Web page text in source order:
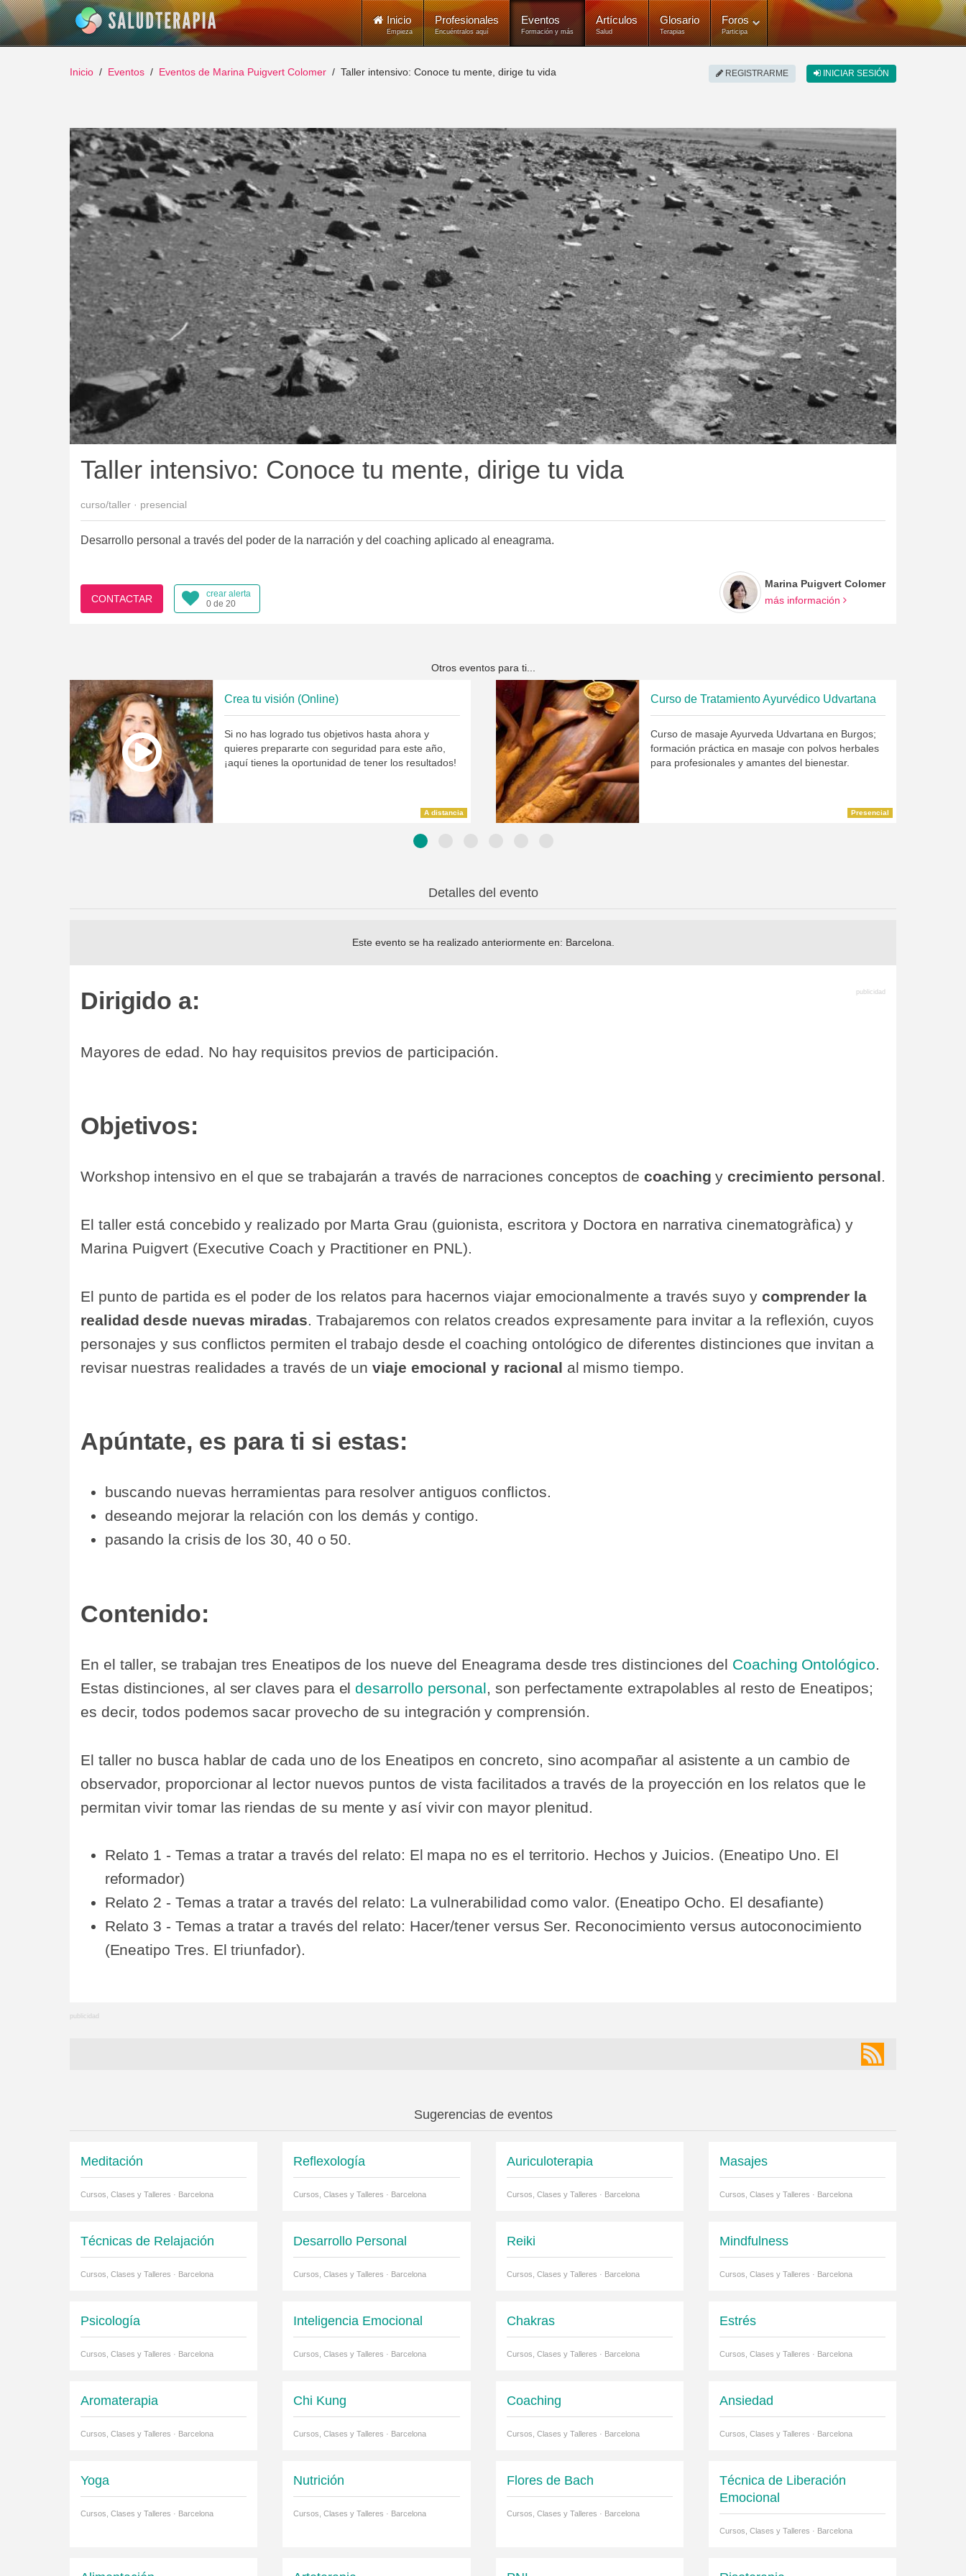
Inicio
Empieza
Profesionales
Encuéntralos aquí
Eventos
Formación y más
Artículos
Salud
Glosario
Terapias
Foros
Participa
REGISTRARME INICIAR SESIÓN
Inicio Eventos Eventos de Marina Puigvert Colomer Taller intensivo: Conoce tu mente, dirige tu vida
Taller intensivo: Conoce tu mente, dirige tu vida
curso/taller · presencial
Desarrollo personal a través del poder de la narración y del coaching aplicado al eneagrama.
CONTACTAR
crear alerta
0 de 20
Marina Puigvert Colomer
más información
Otros eventos para ti...
Crea tu visión (Online)
Si no has logrado tus objetivos hasta ahora y
quieres prepararte con seguridad para este año,
¡aquí tienes la oportunidad de tener los resultados!
A distancia
Curso de Tratamiento Ayurvédico Udvartana
Curso de masaje Ayurveda Udvartana en Burgos;
formación práctica en masaje con polvos herbales
para profesionales y amantes del bienestar.
Presencial
Detalles del evento
Este evento se ha realizado anteriormente en: Barcelona
Dirigido a:
Mayores de edad. No hay requisitos previos de participación.
Objetivos:
Workshop intensivo en el que se trabajarán a través de narraciones conceptos de coaching ycrecimiento personal.
El taller está concebido y realizado por Marta Grau (guionista, escritora y Doctora en narrativa cinematogràfica) y
Marina Puigvert (Executive Coach y Practitioner en PNL).
El punto de partida es el poder de los relatos para hacernos viajar emocionalmente a través suyo y comprender la
realidad desde nuevas miradas . Trabajaremos con relatos creados expresamente para invitar a la reflexión, cuyos
personajes y sus conflictos permiten el trabajo desde el coaching ontológico de diferentes distinciones que invitan a
revisar nuestras realidades a través de unviaje emocional y racional al mismo tiempo.
Apúntate, es para ti si estas:
buscando nuevas herramientas para resolver antiguos conflictos.
deseando mejorar la relación con los demás y contigo.
pasando la crisis de los 30, 40 o 50.
Contenido:
En el taller, se trabajan tres Eneatipos de los nueve del Eneagrama desde tres distinciones del Coaching Ontológico.
Estas distinciones, al ser claves para eldesarrollo personal, son perfectamente extrapolables al resto de Eneatipos;
es decir, todos podemos sacar provecho de su integración y comprensión.
El taller no busca hablar de cada uno de los Eneatipos en concreto, sino acompañar al asistente a un cambio de
observador, proporcionar al lector nuevos puntos de vista facilitados a través de la proyección en los relatos que le
permitan vivir tomar las riendas de su mente y así vivir con mayor plenitud.
Relato 1 - Temas a tratar a través del relato: El mapa no es el territorio. Hechos y Juicios. (Eneatipo Uno. El
reformador)
Relato 2 - Temas a tratar a través del relato: La vulnerabilidad como valor. (Eneatipo Ocho. El desafiante)
Relato 3 - Temas a tratar a través del relato: Hacer/tener versus Ser. Reconocimiento versus autoconocimiento
(Eneatipo Tres. El triunfador).
Sugerencias de eventos
Meditación
Cursos, Clases y Talleres · Barcelona
Reflexología
Cursos, Clases y Talleres · Barcelona
Auriculoterapia
Cursos, Clases y Talleres · Barcelona
Masajes
Cursos, Clases y Talleres · Barcelona
Técnicas de Relajación
Cursos, Clases y Talleres · Barcelona
Desarrollo Personal
Cursos, Clases y Talleres · Barcelona
Reiki
Cursos, Clases y Talleres · Barcelona
Mindfulness
Cursos, Clases y Talleres · Barcelona
Psicología
Cursos, Clases y Talleres · Barcelona
Inteligencia Emocional
Cursos, Clases y Talleres · Barcelona
Chakras
Cursos, Clases y Talleres · Barcelona
Estrés
Cursos, Clases y Talleres · Barcelona
Aromaterapia
Cursos, Clases y Talleres · Barcelona
Chi Kung
Cursos, Clases y Talleres · Barcelona
Coaching
Cursos, Clases y Talleres · Barcelona
Ansiedad
Cursos, Clases y Talleres · Barcelona
Yoga
Cursos, Clases y Talleres · Barcelona
Nutrición
Cursos, Clases y Talleres · Barcelona
Flores de Bach
Cursos, Clases y Talleres · Barcelona
Técnica de Liberación
Emocional
Cursos, Clases y Talleres · Barcelona